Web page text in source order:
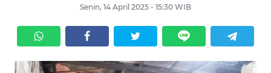
Senin, 14 April 2025 - 15:30 WIB
KHAS